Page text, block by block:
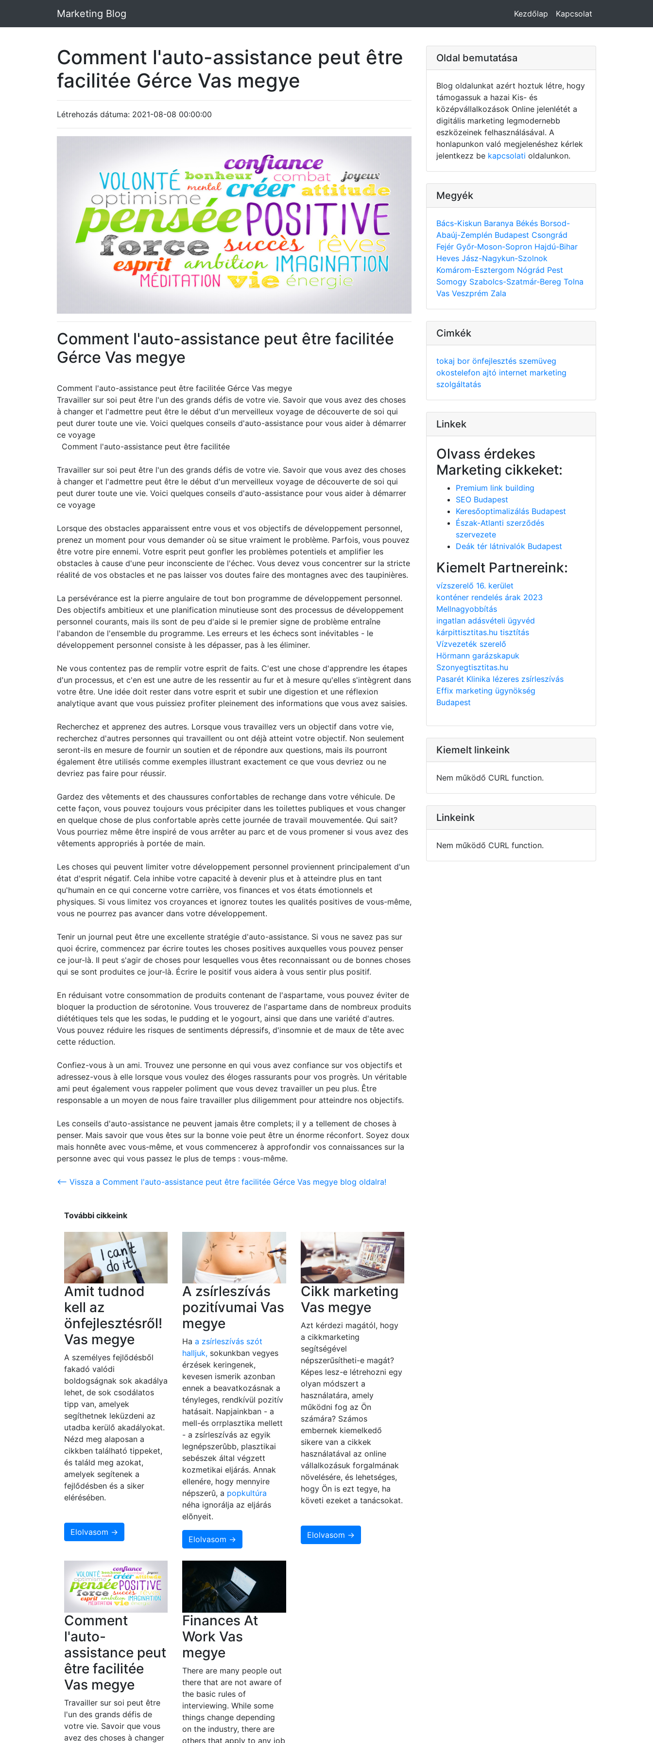
Marketing Blog Kezdőlap Kapcsolat
Comment l'auto-assistance peut être
facilitée Gérce Vas megye
Létrehozás dátuma: 2021-08-08 00:00:00
Comment l'auto-assistance peut être facilitée
Gérce Vas megye
Comment l'auto-assistance peut être facilitée Gérce Vas megye
Travailler sur soi peut être l'un des grands défis de votre vie. Savoir que vous avez des choses
à changer et l'admettre peut être le début d'un merveilleux voyage de découverte de soi qui
peut durer toute une vie. Voici quelques conseils d'auto-assistance pour vous aider à démarrer
ce voyage
Comment l'auto-assistance peut être facilitée
Travailler sur soi peut être l'un des grands défis de votre vie. Savoir que vous avez des choses
à changer et l'admettre peut être le début d'un merveilleux voyage de découverte de soi qui
peut durer toute une vie. Voici quelques conseils d'auto-assistance pour vous aider à démarrer
ce voyage
Lorsque des obstacles apparaissent entre vous et vos objectifs de développement personnel,
prenez un moment pour vous demander où se situe vraiment le problème. Parfois, vous pouvez
être votre pire ennemi. Votre esprit peut gonfler les problèmes potentiels et amplifier les
obstacles à cause d'une peur inconsciente de l'échec. Vous devez vous concentrer sur la stricte
réalité de vos obstacles et ne pas laisser vos doutes faire des montagnes avec des taupinières.
La persévérance est la pierre angulaire de tout bon programme de développement personnel.
Des objectifs ambitieux et une planification minutieuse sont des processus de développement
personnel courants, mais ils sont de peu d'aide si le premier signe de problème entraîne
l'abandon de l'ensemble du programme. Les erreurs et les échecs sont inévitables - le
développement personnel consiste à les dépasser, pas à les éliminer.
Ne vous contentez pas de remplir votre esprit de faits. C'est une chose d'apprendre les étapes
d'un processus, et c'en est une autre de les ressentir au fur et à mesure qu'elles s'intègrent dans
votre être. Une idée doit rester dans votre esprit et subir une digestion et une réflexion
analytique avant que vous puissiez profiter pleinement des informations que vous avez saisies.
Recherchez et apprenez des autres. Lorsque vous travaillez vers un objectif dans votre vie,
recherchez d'autres personnes qui travaillent ou ont déjà atteint votre objectif. Non seulement
seront-ils en mesure de fournir un soutien et de répondre aux questions, mais ils pourront
également être utilisés comme exemples illustrant exactement ce que vous devriez ou ne
devriez pas faire pour réussir.
Gardez des vêtements et des chaussures confortables de rechange dans votre véhicule. De
cette façon, vous pouvez toujours vous précipiter dans les toilettes publiques et vous changer
en quelque chose de plus confortable après cette journée de travail mouvementée. Qui sait?
Vous pourriez même être inspiré de vous arrêter au parc et de vous promener si vous avez des
vêtements appropriés à portée de main.
Les choses qui peuvent limiter votre développement personnel proviennent principalement d'un
état d'esprit négatif. Cela inhibe votre capacité à devenir plus et à atteindre plus en tant
qu'humain en ce qui concerne votre carrière, vos finances et vos états émotionnels et
physiques. Si vous limitez vos croyances et ignorez toutes les qualités positives de vous-même,
vous ne pourrez pas avancer dans votre développement.
Tenir un journal peut être une excellente stratégie d'auto-assistance. Si vous ne savez pas sur
quoi écrire, commencez par écrire toutes les choses positives auxquelles vous pouvez penser
ce jour-là. Il peut s'agir de choses pour lesquelles vous êtes reconnaissant ou de bonnes choses
qui se sont produites ce jour-là. Écrire le positif vous aidera à vous sentir plus positif.
En réduisant votre consommation de produits contenant de l'aspartame, vous pouvez éviter de
bloquer la production de sérotonine. Vous trouverez de l'aspartame dans de nombreux produits
diététiques tels que les sodas, le pudding et le yogourt, ainsi que dans une variété d'autres.
Vous pouvez réduire les risques de sentiments dépressifs, d'insomnie et de maux de tête avec
cette réduction.
Confiez-vous à un ami. Trouvez une personne en qui vous avez confiance sur vos objectifs et
adressez-vous à elle lorsque vous voulez des éloges rassurants pour vos progrès. Un véritable
ami peut également vous rappeler poliment que vous devez travailler un peu plus. Être
responsable a un moyen de nous faire travailler plus diligemment pour atteindre nos objectifs.
Les conseils d'auto-assistance ne peuvent jamais être complets; il y a tellement de choses à
penser. Mais savoir que vous êtes sur la bonne voie peut être un énorme réconfort. Soyez doux
mais honnête avec vous-même, et vous commencerez à approfondir vos connaissances sur la
personne avec qui vous passez le plus de temps : vous-même.
<-- Vissza a Comment l'auto-assistance peut être facilitée Gérce Vas megye blog oldalra!
További cikkeink
Amit tudnod
kell az
önfejlesztésről!
Vas megye
A személyes fejlődésből
fakadó valódi
boldogságnak sok akadálya
lehet, de sok csodálatos
tipp van, amelyek
segíthetnek leküzdeni az
utadba kerülő akadályokat.
Nézd meg alaposan a
cikkben található tippeket,
és találd meg azokat,
amelyek segítenek a
fejlődésben és a siker
elérésében.
Elolvasom →
A zsírleszívás
pozitívumai Vas
megye
Haa zsírleszívás szót
halljuk, sokunkban vegyes
érzések keringenek,
kevesen ismerik azonban
ennek a beavatkozásnak a
tényleges, rendkívül pozitív
hatásait. Napjainkban - a
mell-és orrplasztika mellett
- a zsírleszívás az egyik
legnépszerûbb, plasztikai
sebészek által végzett
kozmetikai eljárás. Annak
ellenére, hogy mennyire
népszerû, a popkultúra
néha ignorálja az eljárás
elõnyeit.
Elolvasom →
Cikk marketing
Vas megye
Azt kérdezi magától, hogy
a cikkmarketing
segítségével
népszerűsítheti-e magát?
Képes lesz-e létrehozni egy
olyan módszert a
használatára, amely
működni fog az Ön
számára? Számos
embernek kiemelkedő
sikere van a cikkek
használatával az online
vállalkozásuk forgalmának
növelésére, és lehetséges,
hogy Ön is ezt tegye, ha
követi ezeket a tanácsokat.
Elolvasom →
Comment
l'auto-
assistance peut
être facilitée
Vas megye
Travailler sur soi peut être
l'un des grands défis de
votre vie. Savoir que vous
avez des choses à changer
Finances At
Work Vas
megye
There are many people out
there that are not aware of
the basic rules of
interviewing. While some
things change depending
on the industry, there are
others that apply to any job
Oldal bemutatása
Blog oldalunkat azért hoztuk létre, hogy
támogassuk a hazai Kis- és
középvállalkozások Online jelenlétét a
digitális marketing legmodernebb
eszközeinek felhasználásával. A
honlapunkon való megjelenéshez kérlek
jelentkezz be kapcsolati oldalunkon.
Megyék
Bács-Kiskun Baranya Békés Borsod-
Abaúj-Zemplén Budapest Csongrád
Fejér Győr-Moson-Sopron Hajdú-Bihar
Heves Jász-Nagykun-Szolnok
Komárom-Esztergom Nógrád Pest
Somogy Szabolcs-Szatmár-Bereg Tolna
Vas Veszprém Zala
Cimkék
tokaj bor önfejlesztés szemüveg
okostelefon ajtó internet marketing
szolgáltatás
Linkek
Olvass érdekes
Marketing cikkeket:
Premium link building
SEO Budapest
Keresőoptimalizálás Budapest
Észak-Atlanti szerződés
szervezete
Deák tér látnivalók Budapest
Kiemelt Partnereink:
vízszerelő 16. kerület
konténer rendelés árak 2023
Mellnagyobbítás
ingatlan adásvételi ügyvéd
kárpittisztitas.hu tisztítás
Vízvezeték szerelő
Hörmann garázskapuk
Szonyegtisztitas.hu
Pasarét Klinika lézeres zsírleszívás
Effix marketing ügynökség
Budapest
Kiemelt linkeink
Nem működő CURL function.
Linkeink
Nem működő CURL function.